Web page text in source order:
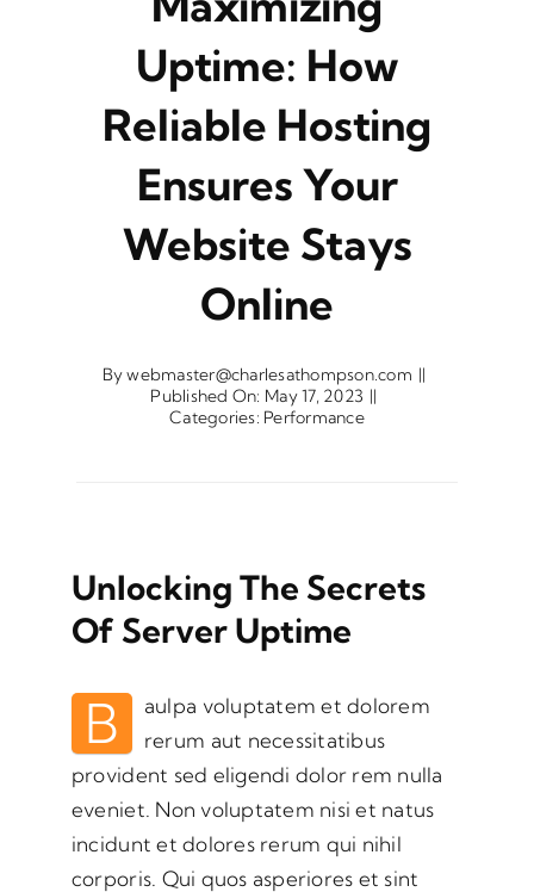
Uptime: How
Reliable Hosting
Ensures Your
Website Stays
Online
Bywebmaster@charlesathompson.com ||
Published On: May 17, 2023 ||
Categories: Performance
Unlocking The Secrets
Of Server Uptime
B
aulpa voluptatem et dolorem
rerum aut necessitatibus
provident sed eligendi dolor rem nulla
eveniet. Non voluptatem nisi et natus
incidunt et dolores rerum qui nihil
corporis. Qui quos asperiores et sint